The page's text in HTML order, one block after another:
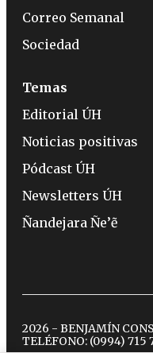
Correo Semanal
Sociedad
Temas
Editorial ÚH
Noticias positivas
Pódcast ÚH
Newsletters ÚH
Ñandejara Ñe’ẽ
2026 - BENJAMÍN
TELÉFONO: (0994) 715